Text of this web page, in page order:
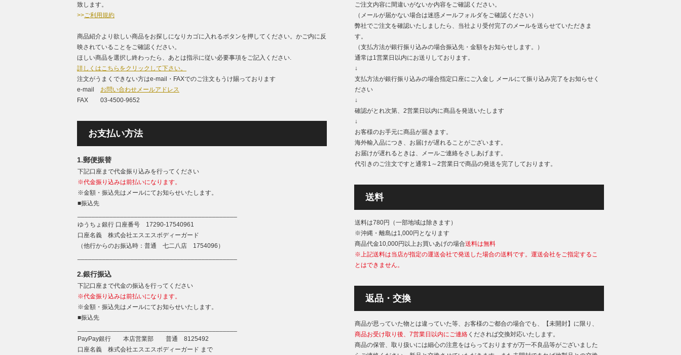
致します。
>>ご利用規約
商品紹介より欲しい商品をお探しになりカゴに入れるボタンを押してください。かご内に反
映されていることをご確認ください。
ほしい商品を選択し終わったら、あとは指示に従い必要事項をご記入ください.
詳しくはこちらをクリックして下さい。
注文がうまくできない方はe-mail・FAXでのご注文もうけ賜っております
e-mail お問い合わせメールアドレス
FAX 03-4500-9652
お支払い方法
1.郵便振替
下記口座まで代金振り込みを行ってください
※代金振り込みは前払いになります。
※金額・振込先はメールにてお知らせいたします。
■振込先
ゆうちょ銀行 口座番号 17290-17540961
口座名義 株式会社エスエスボディーガード
（他行からのお振込時：普通 七二八店 1754096）
2.銀行振込
下記口座まで代金の振込を行ってください
※代金振り込みは前払いになります。
※金額・振込先はメールにてお知らせいたします。
■振込先
PayPay銀行 本店営業部 普通 8125492
口座名義 株式会社エスエスボディーガード まで
ご注文内容に間違いがないか内容をご確認ください。
（メールが届かない場合は迷惑メールフォルダをご確認ください）
弊社でご注文を確認いたしましたら、当社より受付完了のメールを送らせていただきま
す。
（支払方法が銀行振り込みの場合振込先・金額をお知らせします。）
通常は1営業日以内にお送りしております。
↓
支払方法が銀行振り込みの場合指定口座にご入金し メールにて振り込み完了をお知らせく
ださい
↓
確認がとれ次第、2営業日以内に商品を発送いたします
↓
お客様のお手元に商品が届きます。
海外輸入品につき、お届けが遅れることがございます。
お届けが遅れるときは、メールご連絡をさしあげます。
代引きのご注文ですと通常1～2営業日で商品の発送を完了しております。
送料
送料は780円（一部地域は除きます）
※沖縄・離島は1,000円となります
商品代金10,000円以上お買いあげの場合送料は無料
※上記送料は当店が指定の運送会社で発送した場合の送料です。運送会社をご指定するこ
とはできません。
返品・交換
商品が思っていた物とは違っていた等、お客様のご都合の場合でも、【未開封】に限り、
商品お受け取り後、7営業日以内にご連絡くだされば交換対応いたします。
商品の保管、取り扱いには細心の注意をはらっておりますが万一不良品等がございました